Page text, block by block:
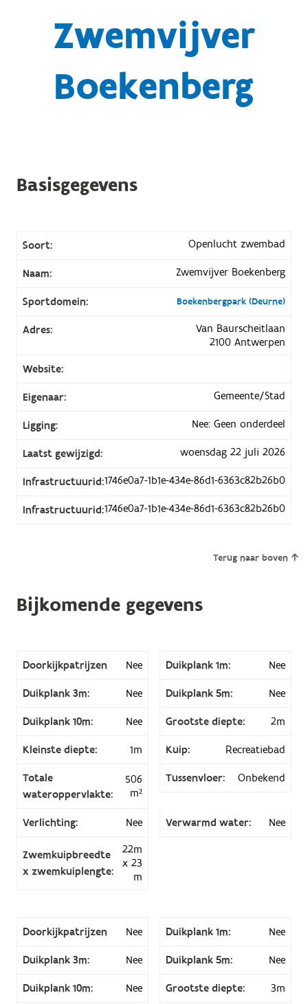
Zwemvijver
Boekenberg
Basisgegevens
Soort: Openlucht zwembad
Naam: Zwemvijver Boekenberg
Sportdomein: Boekenbergpark (Deurne)
Adres:
Van Baurscheitlaan
2100 Antwerpen
Website:
Eigenaar: Gemeente/Stad
Ligging: Nee: Geen onderdeel
Laatst gewijzigd: woensdag 22 juli 2026
Infrastructuurid:1746e0a7-1b1e-434e-86d1-6363c82b26b0
Infrastructuurid:1746e0a7-1b1e-434e-86d1-6363c82b26b0
Terug naar boven
Bijkomende gegevens
Doorkijkpatrijzen Nee Duikplank 1m: Nee
Duikplank 3m: Nee Duikplank 5m: Nee
Duikplank 10m: Nee Grootste diepte: 2m
Kleinste diepte: 1m Kuip: Recreatiebad
Totale
wateroppervlakte:
506
m²
Tussenvloer: Onbekend
Verlichting: Nee Verwarmd water: Nee
Zwemkuipbreedte
x zwemkuiplengte:
22m
x 23
m
Doorkijkpatrijzen Nee Duikplank 1m: Nee
Duikplank 3m: Nee Duikplank 5m: Nee
Duikplank 10m: Nee Grootste diepte: 3m